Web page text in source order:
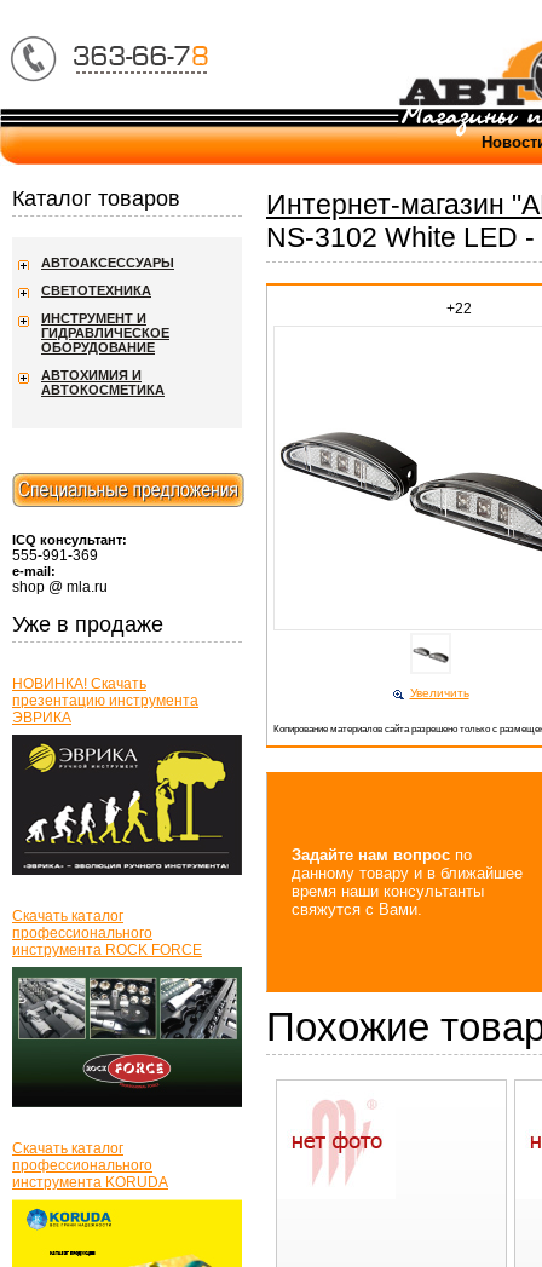
Интернет-магазин
NS-3102 White LED
+22
Увеличить
Копирование материалов сайта разрешено только с
Задайте нам вопрос по
данному товару и в ближайшее
время наши консультанты
свяжутся с Вами.
Похожие
Каталог товаров
АВТОАКСЕССУАРЫ
СВЕТОТЕХНИКА
ИНСТРУМЕНТ И
ГИДРАВЛИЧЕСКОЕ
ОБОРУДОВАНИЕ
АВТОХИМИЯ И
АВТОКОСМЕТИКА
ICQ консультант:
555-991-369
e-mail:
shop @ mla.ru
Уже в продаже
НОВИНКА! Скачать
презентацию инструмента
ЭВРИКА
Скачать каталог
профессионального
инструмента ROCK FORCE
Скачать каталог
профессионального
инструмента KORUDA